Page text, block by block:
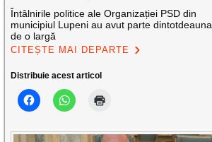
Întâlnirile politice ale Organizației PSD din
municipiul Lupeni au avut parte dintotdeauna
de o largă
CITEȘTE MAI DEPARTE
Distribuie acest articol